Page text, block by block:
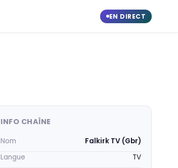
EN DIRECT
INFO CHAÎNE
Nom
Falkirk TV (Gbr)
Langue
TV